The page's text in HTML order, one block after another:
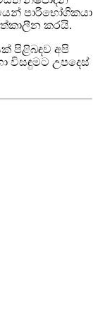
පාරිභෝගිකයා
කරයි.
පිළිබඳව අපි
විසඳුමට උපදෙස්